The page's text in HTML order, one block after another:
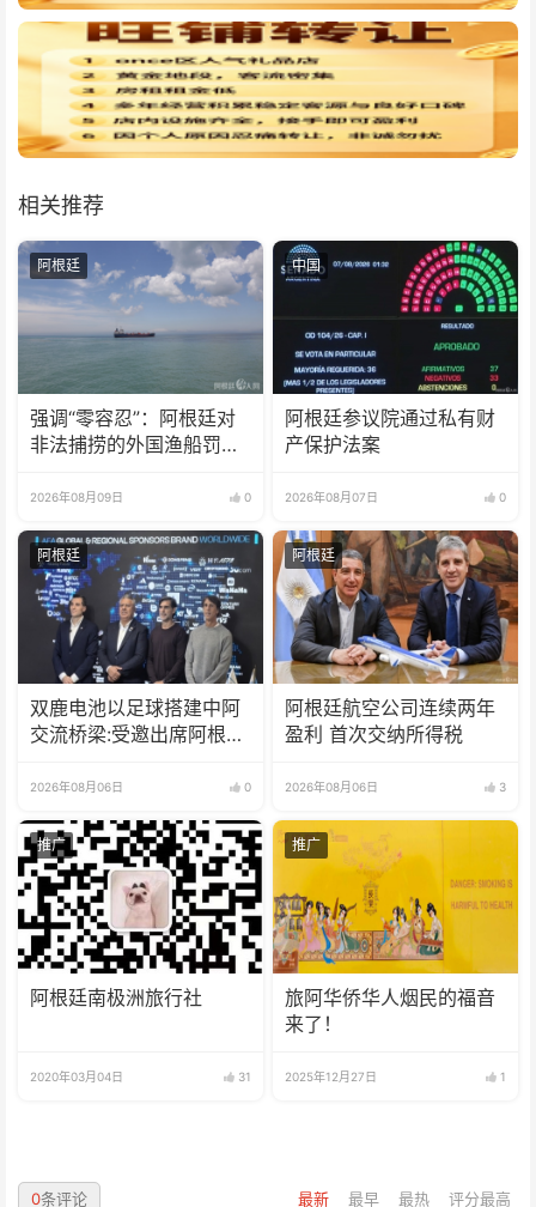
相关推荐
阿根廷
强调“零容忍”：阿根廷对
非法捕捞的外国渔船罚款
2026年08月09日 0
中国
阿根廷参议院通过私有财
产保护法案
2026年08月07日 0
阿根廷
双鹿电池以足球搭建中阿
交流桥梁:受邀出席阿根廷
2026年08月06日 0
阿根廷
阿根廷航空公司连续两年
盈利 首次交纳所得税
2026年08月06日 3
推广
阿根廷南极洲旅行社
2020年03月04日 31
推广
旅阿华侨华人烟民的福音
来了！
2025年12月27日 1
最新 最早 最热 评分最高
0条评论